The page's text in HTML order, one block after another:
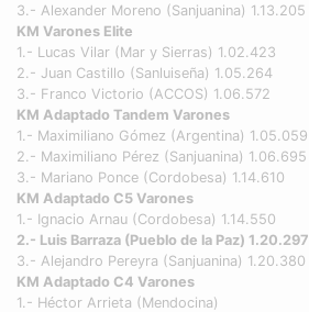
3.- Alexander Moreno (Sanjuanina) 1.13.205
KM Varones Elite
1.- Lucas Vilar (Mar y Sierras) 1.02.423
2.- Juan Castillo (Sanluiseña) 1.05.264
3.- Franco Victorio (ACCOS) 1.06.572
KM Adaptado Tandem Varones
1.- Maximiliano Gómez (Argentina) 1.05.059
2.- Maximiliano Pérez (Sanjuanina) 1.06.695
3.- Mariano Ponce (Cordobesa) 1.14.610
KM Adaptado C5 Varones
1.- Ignacio Arnau (Cordobesa) 1.14.550
2.- Luis Barraza (Pueblo de la Paz) 1.20.297
3.- Alejandro Pereyra (Sanjuanina) 1.20.380
KM Adaptado C4 Varones
1.- Héctor Arrieta (Mendocina)